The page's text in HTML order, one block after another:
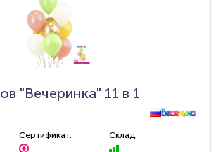
"Вечеринка" 11 в 1
Сертификат: Склад: